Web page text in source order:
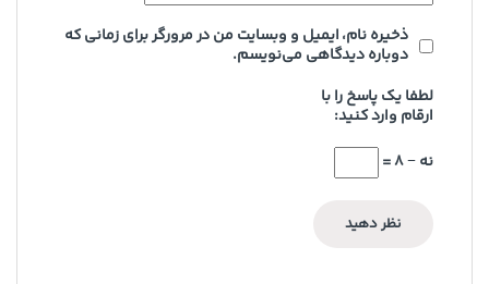
ذخیره نام، ایمیل و وبسایت من در مرورگر برای زمانی که
دوباره دیدگاهی می‌نویسم.
لطفا یک پاسخ را با
ارقام وارد کنید:
نه − 8 =